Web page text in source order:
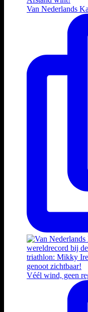
Van Nederlands
Véél wind, geen